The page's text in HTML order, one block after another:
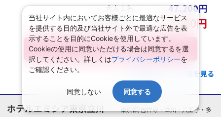
大人１名 47,200円
基本代金合計 94,400 円
プランの詳細
この施設のプラン一覧を見る
ホテルエミシア東京立川
東京都/吉祥寺・立川・八王子・多
当社サイト内においてお客様ごとに最適なサービス
を提供する目的及び当社サイト外で最適な広告を表
示することを目的にCookieを使用しています。
Cookieの使用に同意いただける場合は同意するを選
択してください。詳しくはプライバシーポリシーを
ご確認ください。
同意しない 同意する